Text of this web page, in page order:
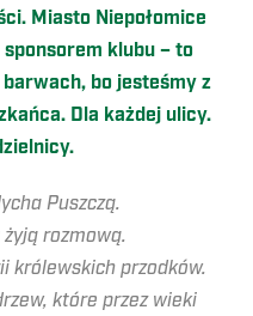
Miasto Niepołomice
klubu – to
bo jesteśmy z
Dla każdej ulicy.
Puszczą.
rozmową.
królewskich przodków.
które przez wieki